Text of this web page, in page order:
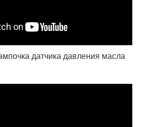
датчика давления масла